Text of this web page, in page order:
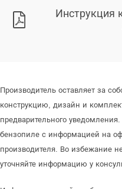
Инструкция
Производитель оставляет за
конструкцию, дизайн и
предварительного
бензопиле с информацией на
производителя. Во избежание
уточняйте информацию у